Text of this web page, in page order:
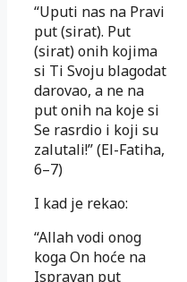
“Uputi nas na Pravi
put (sirat). Put
(sirat) onih kojima
si Ti Svoju blagodat
darovao, a ne na
put onih na koje si
Se rasrdio i koji su
zalutali!” (El-Fatiha,
6–7)
I kad je rekao:
“Allah vodi onog
koga On hoće na
Ispravan put